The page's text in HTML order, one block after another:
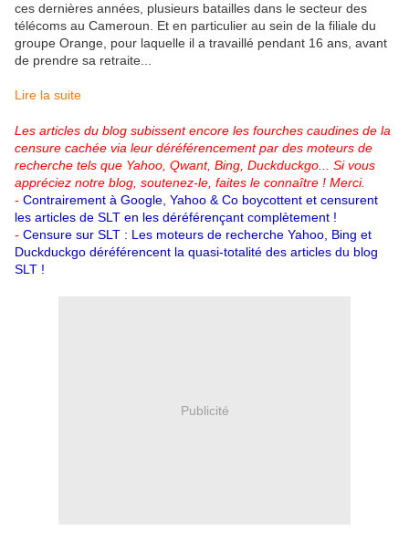
ces dernières années, plusieurs batailles dans le secteur des
télécoms au Cameroun. Et en particulier au sein de la filiale du
groupe Orange, pour laquelle il a travaillé pendant 16 ans, avant
de prendre sa retraite...
Lire la suite
Les articles du blog subissent encore les fourches caudines de la
censure cachée via leur déréférencement par des moteurs de
recherche tels que Yahoo, Qwant, Bing, Duckduckgo...
Si vous
appréciez notre blog, soutenez-le, faites le connaître ! Merci.
- Contrairement à Google, Yahoo & Co boycottent et censurent
les articles de SLT en les déréférençant complètement !
- Censure sur SLT : Les moteurs de recherche Yahoo, Bing et
Duckduckgo déréférencent la quasi-totalité des articles du blog
SLT !
Publicité